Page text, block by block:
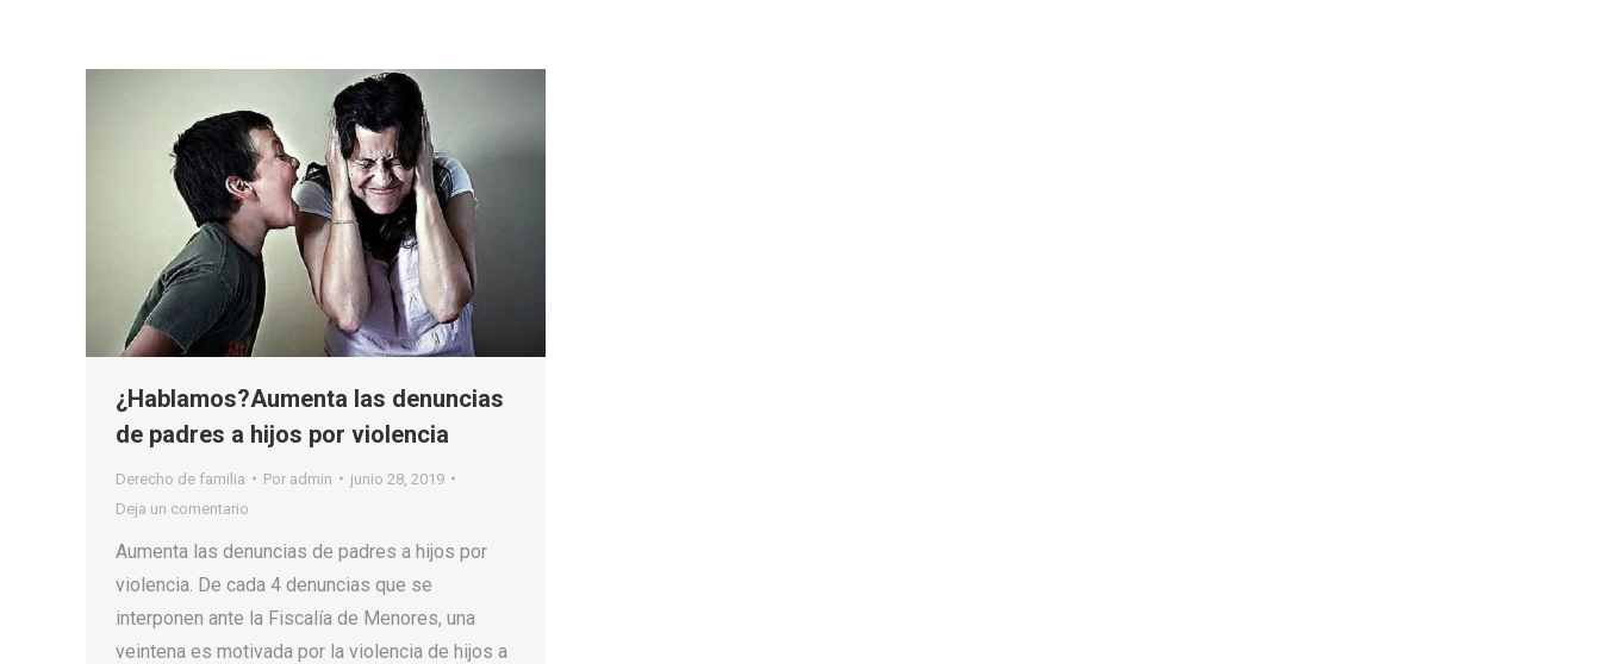
¿Hablamos?Aumenta las denuncias
de padres a hijos por violencia
Derecho de familia Por admin
junio 28, 2019
Deja un comentario
Aumenta las denuncias de padres a hijos por
violencia. De cada 4 denuncias que se
interponen ante la Fiscalía de Menores, una
veintena es motivada por la violencia de hijos a